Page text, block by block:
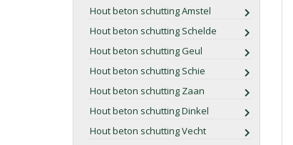
Hout beton schutting Amstel
Hout beton schutting Schelde
Hout beton schutting Geul
Hout beton schutting Schie
Hout beton schutting Zaan
Hout beton schutting Dinkel
Hout beton schutting Vecht